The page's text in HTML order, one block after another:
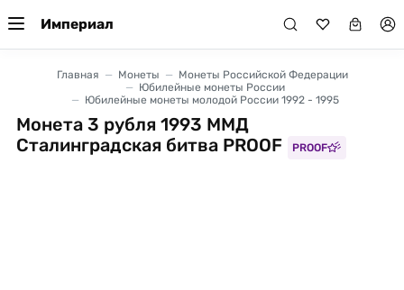
Империал
Главная Монеты
Монеты Российской Федерации
Юбилейные монеты России
Юбилейные монеты молодой России 1992 - 1995
Монета 3 рубля 1993 ММД
Сталинградская битва PROOF
PROOF